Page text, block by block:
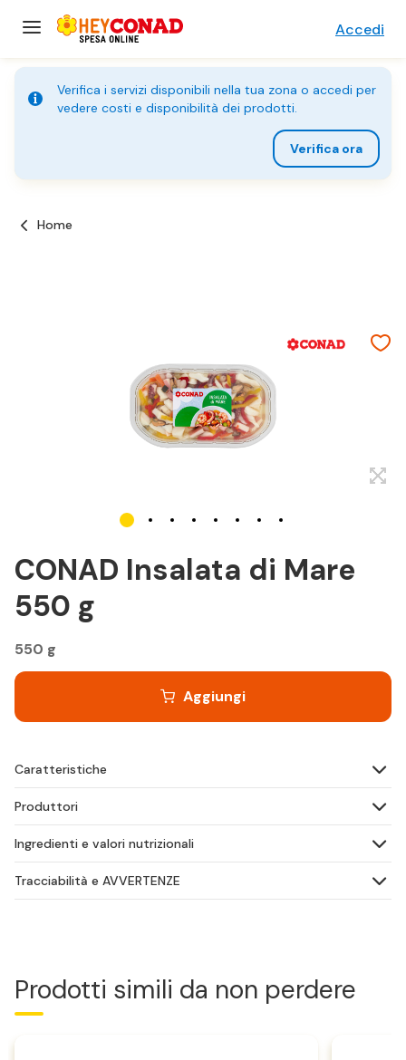
Accedi
Verifica i servizi disponibili nella tua zona o accedi per
vedere costi e disponibilità dei prodotti.
Verifica ora
Home
CONAD Insalata di Mare
550 g
550 g
Aggiungi
Caratteristiche
Produttori
Ingredienti e valori nutrizionali
Tracciabilità e AVVERTENZE
Prodotti simili da non perdere